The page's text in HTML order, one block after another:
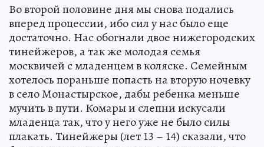
Во второй половине дня мы снова подались
вперед процессии, ибо сил у нас было еще
достаточно. Нас обогнали двое нижегородских
тинейжеров, а так же молодая семья
москвичей с младенцем в коляске. Семейным
хотелось пораньше попасть на вторую ночевку
в село Монастырское, дабы ребенка меньше
мучить в пути. Комары и слепни искусали
младенца так, что у него уже не было силы
плакать. Тинейжеры (лет 13 – 14) сказали, что